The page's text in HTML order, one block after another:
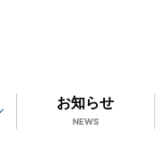
お知らせ
NEWS